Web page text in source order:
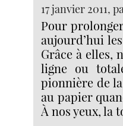
17 janvier 2011,
Pour
aujourd’hui
Grâce à elles,
ligne ou
pionnière de
au papier
À nos yeux, la